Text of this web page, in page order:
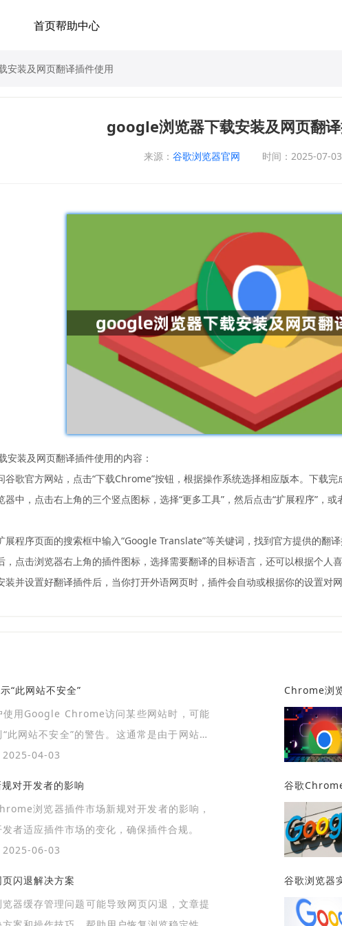
首页帮助中心
安装及网页翻译插件使用
google浏览器下载安装及网页翻
来源： 谷歌浏览器官网 时间：2025-07-03
安装及网页翻译插件使用的内容：
歌官方网站，点击“下载Chrome”按钮，根据操作系统选择相应版本。下载完
中，点击右上角的三个竖点图标，选择“更多工具”，然后点击“扩展程序”
程序页面的搜索框中输入“Google Translate”等关键词，找到官方提供的翻译
点击浏览器右上角的插件图标，选择需要翻译的目标语言，还可以根据个人
并设置好翻译插件后，当你打开外语网页时，插件会自动或根据你的设置对
“此网站不安全”
使用Google Chrome访问某些网站时，可能
此网站不安全”的警告。这通常是由于网站未
、SSL证书过期或安全设置存在漏洞导致
2025-04-03
Chrome浏
对开发者的影响
浏览器插件市场新规对开发者的影响，
者适应插件市场的变化，确保插件合规。
2025-06-03
谷歌
闪退解决方案
器缓存管理问题可能导致网页闪退，文章提
谷歌浏览器